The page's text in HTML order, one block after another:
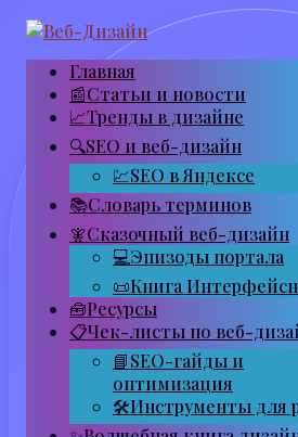
Перейти
контенту
Главная
📰Статьи и новости
📈Тренды в дизайне
🔍SEO и веб-дизайн
💹SEO в Яндексе
📚Словарь терминов
🧚Сказочный веб-дизайн
💻Эпизоды портала
📜Книга
🧰Ресурсы
📋Чек-листы по веб-
📘SEO-гайды и
оптимизация
🛠Инструменты для